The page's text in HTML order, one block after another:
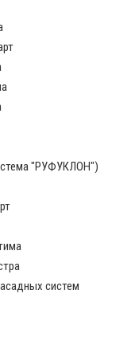
"РУФУКЛОН")
систем